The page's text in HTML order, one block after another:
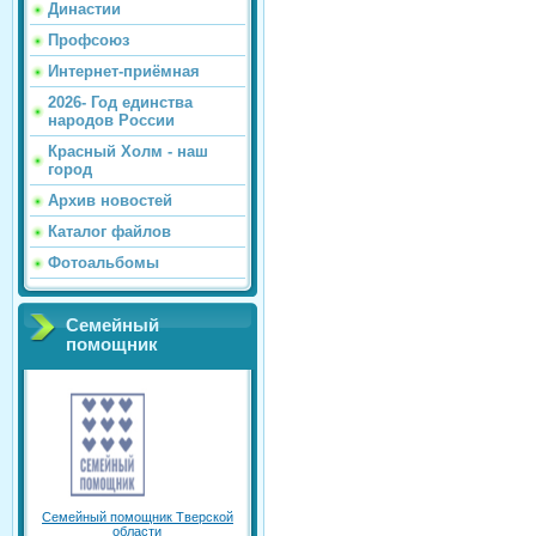
Династии
Профсоюз
Интернет-приёмная
2026- Год единства
народов России
Красный Холм - наш
город
Архив новостей
Каталог файлов
Фотоальбомы
Семейный
помощник
Семейный помощник Тверской
области